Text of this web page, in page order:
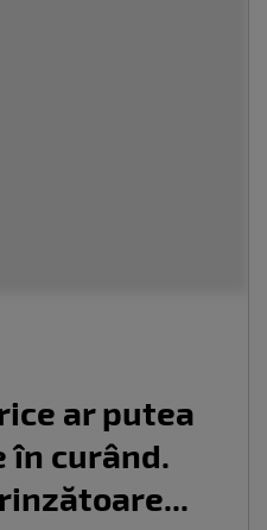
ar putea
curând.